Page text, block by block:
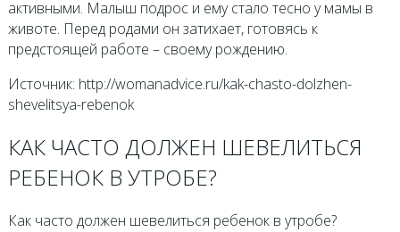
активными. Малыш подрос и ему стало тесно у мамы в
животе. Перед родами он затихает, готовясь к
предстоящей работе – своему рождению.
Источник: http://womanadvice.ru/kak-chasto-dolzhen-
shevelitsya-rebenok
КАК ЧАСТО ДОЛЖЕН ШЕВЕЛИТЬСЯ
РЕБЕНОК В УТРОБЕ?
Как часто должен шевелиться ребенок в утробе?